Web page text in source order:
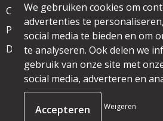
Cookieverklaring
Privacyverklaring
Disclaimer
© Copyright
We gebruiken cookies om
advertenties te
social media te bieden en om
te analyseren. Ook delen we
gebruik van onze site met
social media, adverteren en
Weigeren